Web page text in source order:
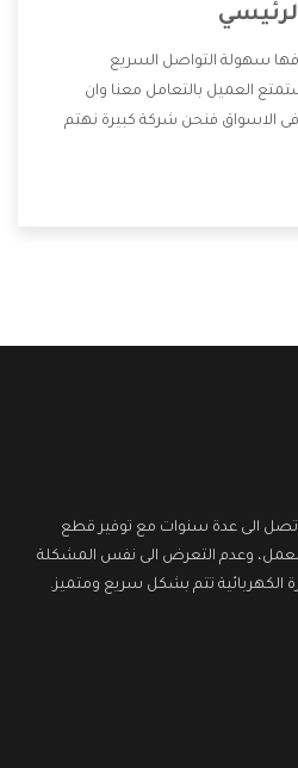
سهولة التواصل السريع
العميل بالتعامل معنا وان
الاسواق فنحن شركة كبيرة نهتم
الصيانة التى تكون من أهم
تصل الى عدة سنوات مع توفير قطع
وعدم التعرض الى نفس المشكلة
الكهربائية تتم بشكل سريع ومتميز.